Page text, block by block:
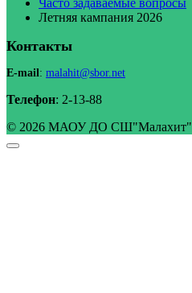
Летняя кампания 2026
Контакты
E-mail: malahit@sbor.net
Телефон: 2-13-88
© 2026 МАОУ ДО СШ"Малахит"